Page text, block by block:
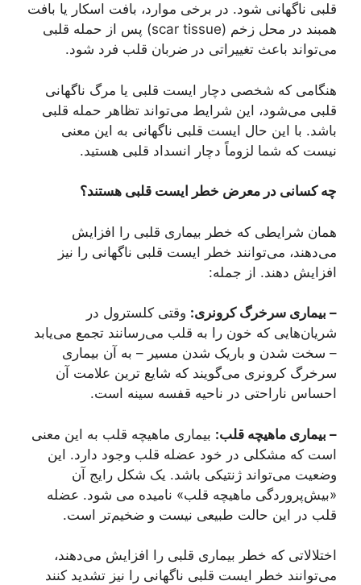
قلبی ناگهانی شود. در برخی موارد، بافت اسکار یا بافت
همبند در محل زخم (scar tissue) پس از حمله قلبی
می‌تواند باعث تغییراتی در ضربان قلب فرد شود.
هنگامی که شخصی دچار ایست قلبی یا مرگ ناگهانی
قلبی می‌شود، این شرایط می‌تواند تظاهر حمله قلبی
باشد. با این حال ایست قلبی ناگهانی به این معنی
نیست که شما لزوماً دچار انسداد قلبی هستید.
چه کسانی در معرض خطر ایست قلبی هستند؟
همان شرایطی که خطر بیماری قلبی را افزایش
می‌دهند، می‌توانند خطر ایست قلبی ناگهانی را نیز
افزایش دهند. از جمله:
– بیماری سرخرگ کرونری: وقتی کلسترول در
شریان‌هایی که خون را به قلب می‌رسانند تجمع می‌یابد
– سخت شدن و باریک شدن مسیر – به آن بیماری
سرخرگ کرونری می‌گویند که شایع ترین علامت آن
احساس ناراحتی در ناحیه قفسه سینه است.
– بیماری ماهیچه قلب: بیماری ماهیچه قلب به این معنی
است که مشکلی در خود عضله قلب وجود دارد. این
وضعیت می‌تواند ژنتیکی باشد. یک شکل رایج آن
«بیش‌پروردگی ماهیچه قلب» نامیده می شود. عضله
قلب در این حالت طبیعی نیست و ضخیم‌تر است.
اختلالاتی که خطر بیماری قلبی را افزایش می‌دهند،
می‌توانند خطر ایست قلبی ناگهانی را نیز تشدید کنند